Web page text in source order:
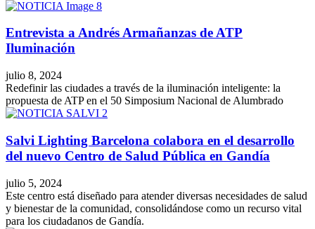
Entrevista a Andrés Armañanzas de ATP
Iluminación
julio 8, 2024
Redefinir las ciudades a través de la iluminación inteligente: la
propuesta de ATP en el 50 Simposium Nacional de Alumbrado
Salvi Lighting Barcelona colabora en el desarrollo
del nuevo Centro de Salud Pública en Gandía
julio 5, 2024
Este centro está diseñado para atender diversas necesidades de salud
y bienestar de la comunidad, consolidándose como un recurso vital
para los ciudadanos de Gandía.